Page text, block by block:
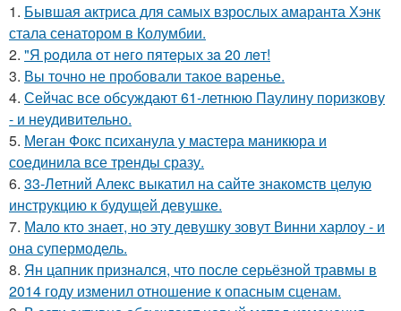
1. Бывшая актриса для самых взрослых амаранта Хэнк
стала сенатором в Колумбии.
2. "Я poдилa oт нeгo пятepых зa 20 лeт!
3. Вы точно не пробовали такое варенье.
4. Сейчас все обсуждают 61-летнюю Паулину поризкову
- и неудивительно.
5. Меган Фокс психанула у мастера маникюра и
соединила все тренды сразу.
6. 33-Летний Алекс выкатил на сайте знакомств целую
инструкцию к будущей девушке.
7. Мало кто знает, но эту девушку зовут Винни харлоу - и
она супермодель.
8. Ян цапник признался, что после серьёзной травмы в
2014 году изменил отношение к опасным сценам.